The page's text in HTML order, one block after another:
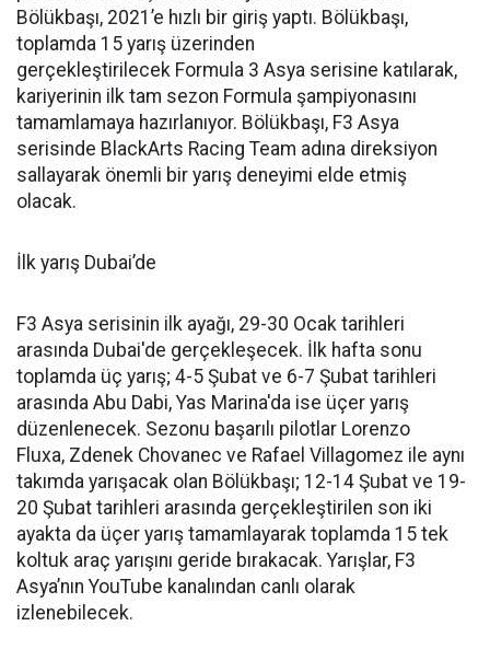
Bölükbaşı, 2021’e hızlı bir giriş yaptı. Bölükbaşı,
toplamda 15 yarış üzerinden
gerçekleştirilecek Formula 3 Asya serisine katılarak,
kariyerinin ilk tam sezon Formula şampiyonasını
tamamlamaya hazırlanıyor. Bölükbaşı, F3 Asya
serisinde BlackArts Racing Team adına direksiyon
sallayarak önemli bir yarış deneyimi elde etmiş
olacak.
İlk yarış Dubai’de
F3 Asya serisinin ilk ayağı, 29-30 Ocak tarihleri
arasında Dubai'de gerçekleşecek. İlk hafta sonu
toplamda üç yarış; 4-5 Şubat ve 6-7 Şubat tarihleri
arasında Abu Dabi, Yas Marina'da ise üçer yarış
düzenlenecek. Sezonu başarılı pilotlar Lorenzo
Fluxa, Zdenek Chovanec ve Rafael Villagomez ile aynı
takımda yarışacak olan Bölükbaşı; 12-14 Şubat ve 19-
20 Şubat tarihleri arasında gerçekleştirilen son iki
ayakta da üçer yarış tamamlayarak toplamda 15 tek
koltuk araç yarışını geride bırakacak. Yarışlar, F3
Asya’nın YouTube kanalından canlı olarak
izlenebilecek.